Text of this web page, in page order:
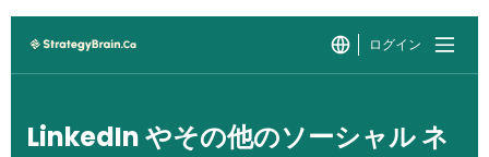
ログイン
LinkedIn やその他のソーシャル ネ